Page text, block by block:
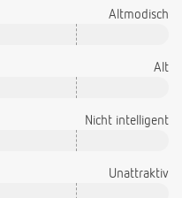
Altmodisch
Alt
Nicht intelligent
Unattraktiv